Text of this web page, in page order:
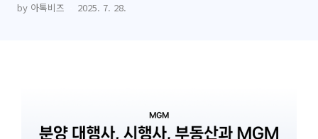
by 아톡비즈 2025. 7. 28.